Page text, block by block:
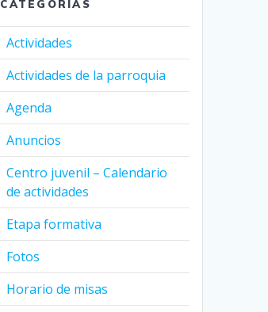
CATEGORÍAS
Actividades
Actividades de la parroquia
Agenda
Anuncios
Centro juvenil – Calendario
de actividades
Etapa formativa
Fotos
Horario de misas